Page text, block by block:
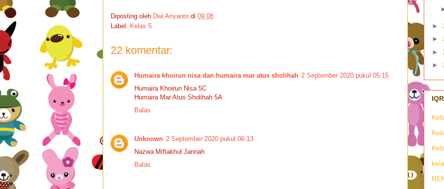
Diposting oleh Dwi Ariyanto di 09.08
Label: Kelas 5
22 komentar:
Humaira khoirun nisa dan humaira mar atus sholihah 2 September 2020 pukul 05.15
Humaira Khoirun Nisa 5C
Humaira Mar Atus Sholihah 5A
Balas
Unknown 2 September 2020 pukul 06.13
Nazwa Miftakhul Jannah
Balas
►
►
►
►